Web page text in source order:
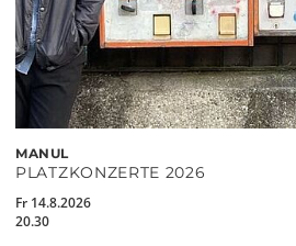
MANUL
PLATZKONZERTE 2026
Fr 14.8.2026
20.30